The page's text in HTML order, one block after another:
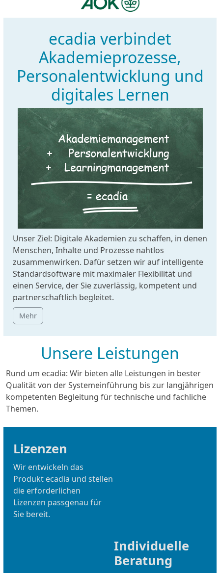
ecadia verbindet
Akademieprozesse,
Personalentwicklung und
digitales Lernen
Unser Ziel: Digitale Akademien zu schaffen, in denen
Menschen, Inhalte und Prozesse nahtlos
zusammenwirken. Dafür setzen wir auf intelligente
Standardsoftware mit maximaler Flexibilität und
einen Service, der Sie zuverlässig, kompetent und
partnerschaftlich begleitet.
Mehr
Unsere Leistungen
Rund um ecadia: Wir bieten alle Leistungen in bester
Qualität von der Systemeinführung bis zur langjährigen
kompetenten Begleitung für technische und fachliche
Themen.
Lizenzen
Wir entwickeln das
Produkt ecadia und stellen
die erforderlichen
Lizenzen passgenau für
Sie bereit.
Individuelle
Beratung